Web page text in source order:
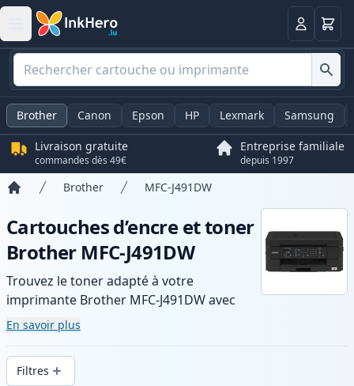
Panier
Brother Canon Epson HP Lexmark Samsung
Livraison gratuite
commandes dès 49€
Entreprise familiale
depuis 1997
Brother MFC-J491DW
Cartouches d’encre et toner
Brother MFC-J491DW
Trouvez le toner adapté à votre
imprimante Brother MFC-J491DW avec
notre gamme de cartouches compatibles
et haute capacité. Profitez d’une qualité
d’impression constante et d’une livraison
rapide depuis un stock local en .
En savoir plus
Filtres